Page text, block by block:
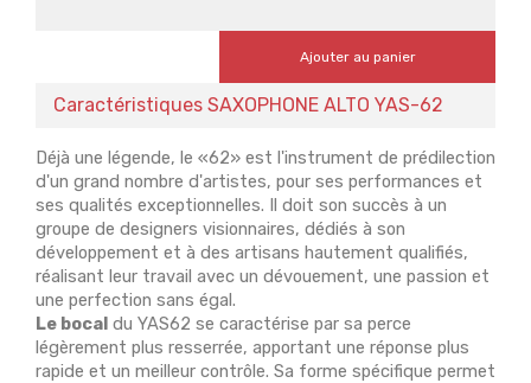
Ajouter au panier
Caractéristiques SAXOPHONE ALTO YAS-62
Déjà une légende, le «62» est l'instrument de prédilection
d'un grand nombre d'artistes, pour ses performances et
ses qualités exceptionnelles. Il doit son succès à un
groupe de designers visionnaires, dédiés à son
développement et à des artisans hautement qualifiés,
réalisant leur travail avec un dévouement, une passion et
une perfection sans égal.
Le bocal du YAS62 se caractérise par sa perce
légèrement plus resserrée, apportant une réponse plus
rapide et un meilleur contrôle. Sa forme spécifique permet